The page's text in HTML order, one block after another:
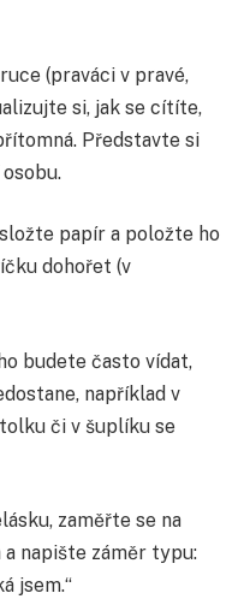
(praváci v pravé,
si, jak se cítíte,
Představte si
papír a položte ho
dohořet (v
budete často vídat,
například v
či v šuplíku se
zaměřte se na
napište záměr typu:
jsem.“